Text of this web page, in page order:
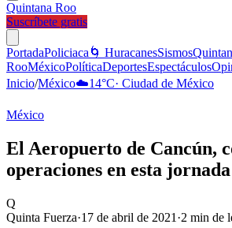
Quintana Roo
Suscríbete gratis
PortadaPoliciaca 🌀 HuracanesSismos
RooMéxicoPolíticaDeportesEspectáculos
Inicio/México☁️14°C· Ciudad de México
México
El Aeropuerto de Cancún,
operaciones en esta jornada
Q
Quinta Fuerza·17 de abril de 2021 ·2 min de